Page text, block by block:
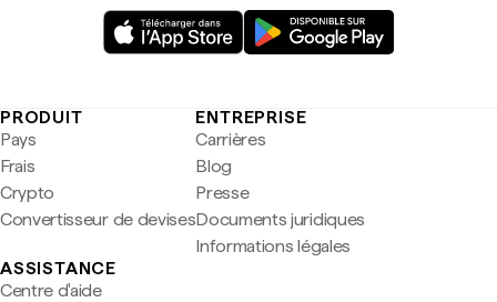
PRODUIT
Pays
Frais
Crypto
Convertisseur de devises
ENTREPRISE
Carrières
Blog
Presse
Documents juridiques
Informations légales
ASSISTANCE
Centre d'aide